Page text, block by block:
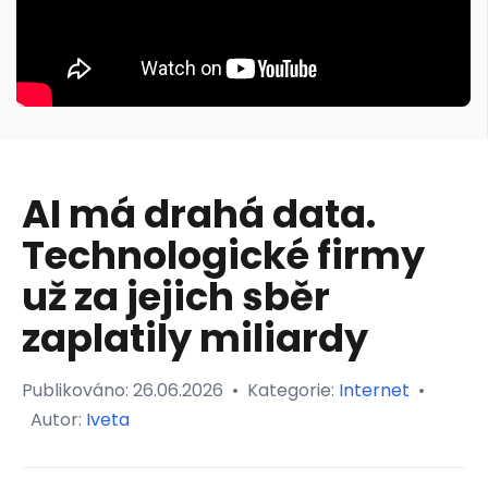
AI má drahá data.
Technologické firmy
už za jejich sběr
zaplatily miliardy
Publikováno: 26.06.2026 • Kategorie: Internet •
Autor: Iveta